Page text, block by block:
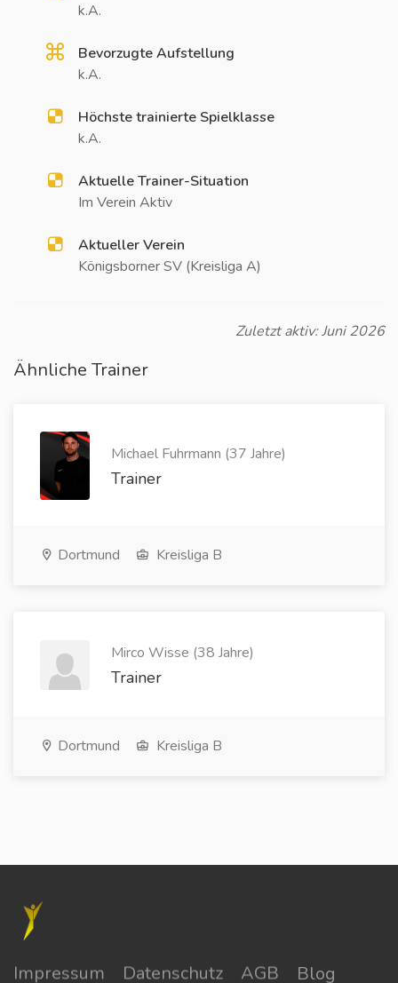
k.A.
Bevorzugte Aufstellung
k.A.
Höchste trainierte Spielklasse
k.A.
Aktuelle Trainer-Situation
Im Verein Aktiv
Aktueller Verein
Königsborner SV (Kreisliga A)
Zuletzt aktiv: Juni 2026
Ähnliche Trainer
Michael Fuhrmann (37 Jahre)
Trainer
Dortmund Kreisliga B
Mirco Wisse (38 Jahre)
Trainer
Dortmund Kreisliga B
Impressum Datenschutz AGB Blog